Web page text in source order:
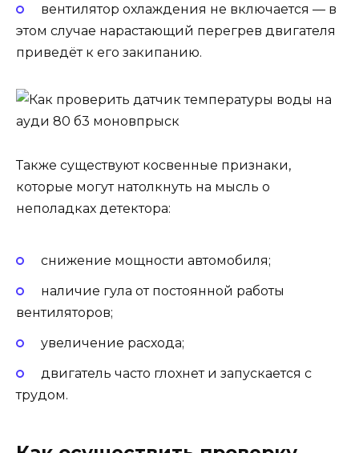
вентилятор охлаждения не включается — в
этом случае нарастающий перегрев двигателя
приведёт к его закипанию.
Также существуют косвенные признаки,
которые могут натолкнуть на мысль о
неполадках детектора:
снижение мощности автомобиля;
наличие гула от постоянной работы
вентиляторов;
увеличение расхода;
двигатель часто глохнет и запускается с
трудом.